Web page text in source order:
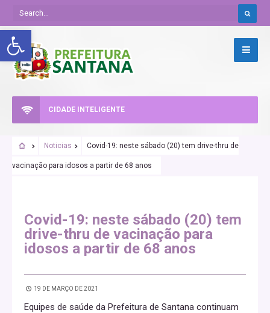
Abrir a barra de ferramentas
CIDADE INTELIGENTE
Noticias Covid-19: neste sábado (20) tem drive-thru de
vacinação para idosos a partir de 68 anos
Covid-19: neste sábado (20) tem
drive-thru de vacinação para
idosos a partir de 68 anos
19 DE MARÇO DE 2021
Equipes de saúde da Prefeitura de Santana continuam